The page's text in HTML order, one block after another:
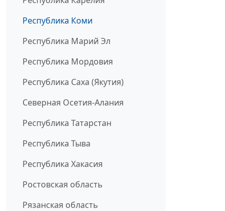
Республика Коми
Республика Марий Эл
Республика Мордовия
Республика Саха (Якутия)
Северная Осетия-Алания
Республика Татарстан
Республика Тыва
Республика Хакасия
Ростовская область
Рязанская область